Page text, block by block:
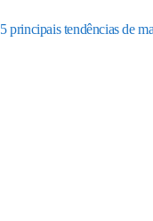
5 principais tendências de